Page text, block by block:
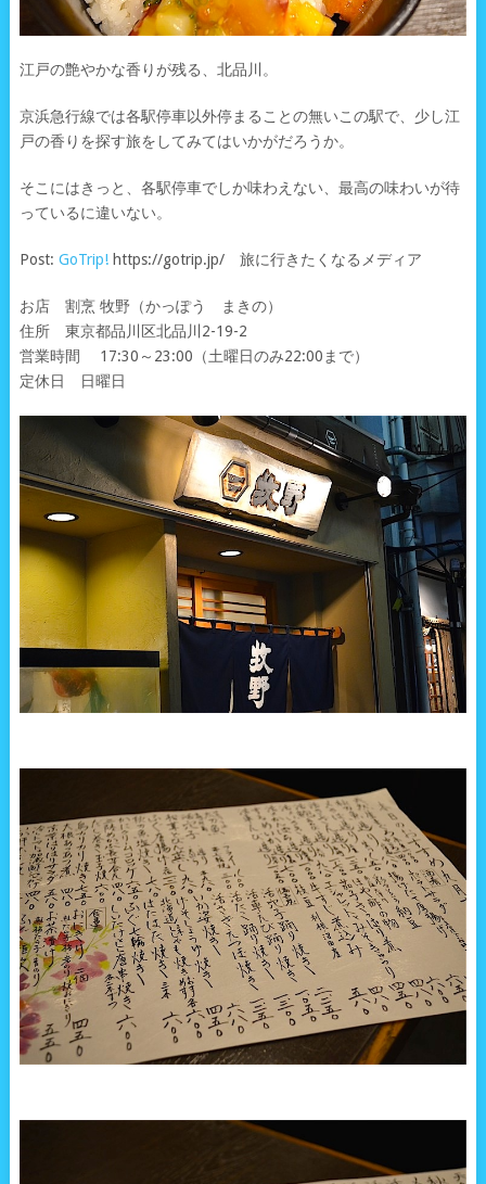
江戸の艶やかな香りが残る、北品川。
京浜急行線では各駅停車以外停まることの無いこの駅で、少し江
戸の香りを探す旅をしてみてはいかがだろうか。
そこにはきっと、各駅停車でしか味わえない、最高の味わいが待
っているに違いない。
Post: GoTrip!https://gotrip.jp/ 旅に行きたくなるメディア
お店 割烹 牧野（かっぽう まきの）
住所 東京都品川区北品川2-19-2
営業時間 17:30～23:00（土曜日のみ22:00まで）
定休日 日曜日